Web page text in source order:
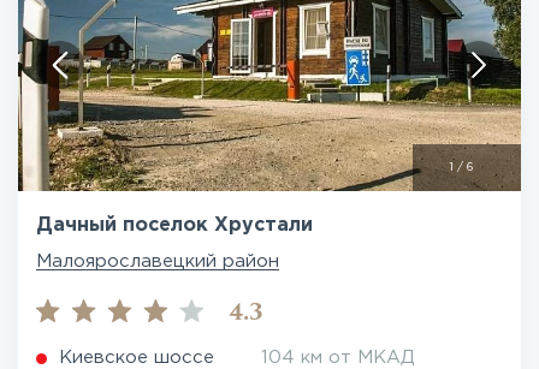
/ 6
Дачный поселок Хрустали
Малоярославецкий район
4.3
Киевское шоссе 104 км от МКАД